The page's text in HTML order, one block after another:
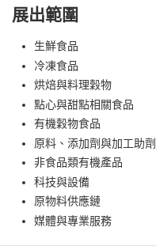
展出範圍
生鮮食品
冷凍食品
烘焙與料理穀物
點心與甜點相關食品
有機穀物食品
原料、添加劑與加工助劑
非食品類有機產品
科技與設備
原物料供應鏈
媒體與專業服務